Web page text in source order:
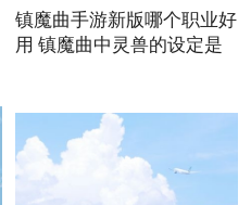
镇魔曲手游新版哪个职业好
用 镇魔曲中灵兽的设定是